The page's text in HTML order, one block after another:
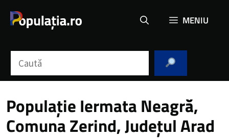
MENIU
Populație Iermata Neagră,
Comuna Zerind, Județul Arad